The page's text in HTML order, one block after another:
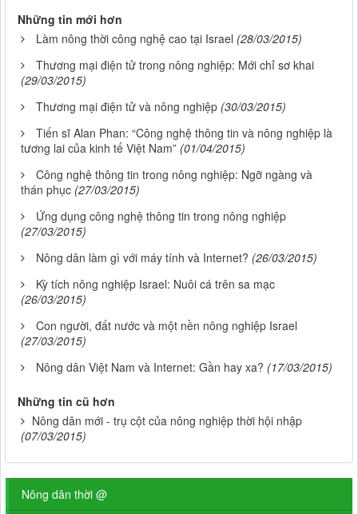
Những tin mới hơn
Làm nông thời công nghệ cao tại Israel (28/03/2015)
Thương mại điện tử trong nông nghiệp: Mới chỉ sơ khai
(29/03/2015)
Thương mại điện tử và nông nghiệp (30/03/2015)
Tiến sĩ Alan Phan: “Công nghệ thông tin và nông nghiệp là
tương lai của kinh tế Việt Nam” (01/04/2015)
Công nghệ thông tin trong nông nghiệp: Ngỡ ngàng và
thán phục (27/03/2015)
Ứng dụng công nghệ thông tin trong nông nghiệp
(27/03/2015)
Nông dân làm gì với máy tính và Internet? (26/03/2015)
Kỳ tích nông nghiệp Israel: Nuôi cá trên sa mạc
(26/03/2015)
Con người, đất nước và một nền nông nghiệp Israel
(27/03/2015)
Nông dân Việt Nam và Internet: Gần hay xa? (17/03/2015)
Những tin cũ hơn
Nông dân mới - trụ cột của nông nghiệp thời hội nhập
(07/03/2015)
Nông dân thời @